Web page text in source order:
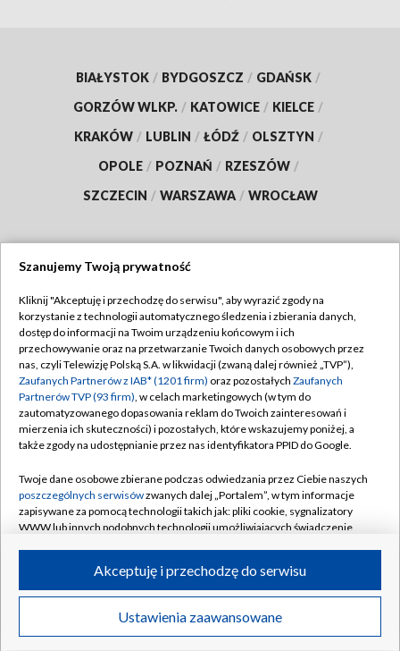
BIAŁYSTOK / BYDGOSZCZ / GDAŃSK /
GORZÓW WLKP. / KATOWICE / KIELCE /
KRAKÓW / LUBLIN / ŁÓDŹ / OLSZTYN /
OPOLE / POZNAŃ / RZESZÓW /
SZCZECIN / WARSZAWA / WROCŁAW
TVP
Abonament TVP
Emisja w TVP
Centrum informacji TVP
Naziemna Telewizja Cyfrowa
Rada Programowa
System NOS
Informacje o nadawcy
Program dla prasy
Ogłoszenie przetargowe
Regulamin TVP
Polityka prywatności
Moje zgody
Pomoc
Kontakt
Kanały
©2026 Telewizja Polska S.A. w likwidacji
Szanujemy Twoją prywatność
Kliknij "Akceptuję i przechodzę do serwisu", aby wyrazić zgody na
korzystanie z technologii automatycznego śledzenia i zbierania danych,
dostęp do informacji na Twoim urządzeniu końcowym i ich
przechowywanie oraz na przetwarzanie Twoich danych osobowych przez
nas, czyli Telewizję Polską S.A. w likwidacji (zwaną dalej również „TVP”),
Zaufanych Partnerów z IAB* (1201 firm) oraz pozostałych Zaufanych
Partnerów TVP (93 firm), w celach marketingowych (w tym do
zautomatyzowanego dopasowania reklam do Twoich zainteresowań i
mierzenia ich skuteczności) i pozostałych, które wskazujemy poniżej, a
także zgody na udostępnianie przez nas identyfikatora PPID do Google.
Twoje dane osobowe zbierane podczas odwiedzania przez Ciebie naszych
poszczególnych serwisówzwanych dalej „Portalem”, w tym informacje
zapisywane za pomocą technologii takich jak: pliki cookie, sygnalizatory
WWW lub innych podobnych technologii umożliwiających świadczenie
ruchu w Internecie.
Twoje dane osobowe zbierane podczas odwiedzania przez Ciebie
poszczególnych serwisówna Portalu, takie jak adresy IP, identyfikatory
Ustawienia zaawansowane
Akceptuję i przechodzę do serwisu